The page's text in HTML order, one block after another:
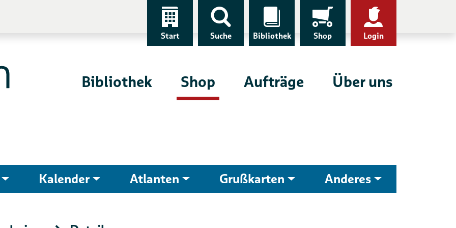
Start Suche Bibliothek Shop Login
Bibliothek Shop Aufträge Über uns
Kalender Atlanten Grußkarten Anderes